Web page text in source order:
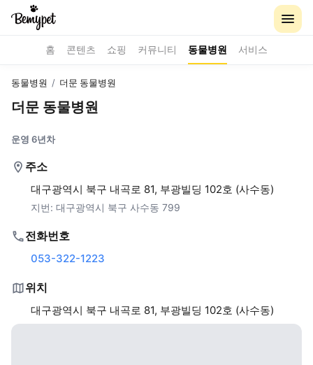
홈 콘텐츠 쇼핑 커뮤니티 동물병원 서비스
동물병원 / 더문 동물병원
더문 동물병원
운영 6년차
주소
대구광역시 북구 내곡로 81, 부광빌딩 102호 (사수동)
지번: 대구광역시 북구 사수동 799
전화번호
053-322-1223
위치
대구광역시 북구 내곡로 81, 부광빌딩 102호 (사수동)